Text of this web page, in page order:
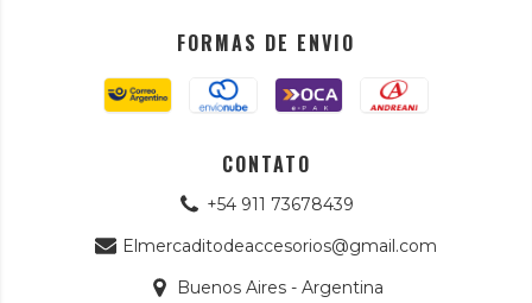
FORMAS DE ENVIO
CONTATO
+54 911 73678439
Elmercaditodeaccesorios@gmail.com
Buenos Aires - Argentina